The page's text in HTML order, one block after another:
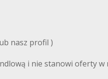
nasz profil )
i nie stanowi oferty